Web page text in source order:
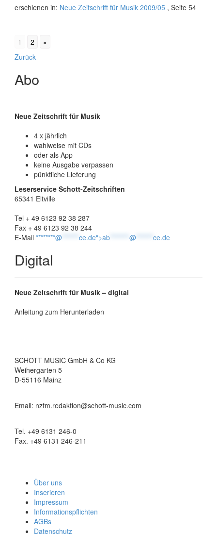
erschienen in: Neue Zeitschrift für Musik 2009/05 , Seite 54
1 2 »
Beitrags-
Navigation
Zurück
Abo
Neue Zeitschrift für Musik
4 x jährlich
wahlweise mit CDs
oder als App
keine Ausgabe verpassen
pünktliche Lieferung
Leserservice Schott-Zeitschriften
65341 Eltville
Tel + 49 6123 92 38 287
Fax + 49 6123 92 38 244
E-Mail ********@ ce.de">ab @ ce.de
Digital
Neue Zeitschrift für Musik – digital
Anleitung zum Herunterladen
SCHOTT MUSIC GmbH & Co KG
Weihergarten 5
D-55116 Mainz
Email: nzfm.redaktion@schott-music.com
Tel. +49 6131 246-0
Fax. +49 6131 246-211
Über uns
Inserieren
Impressum
Informationspflichten
AGBs
Datenschutz